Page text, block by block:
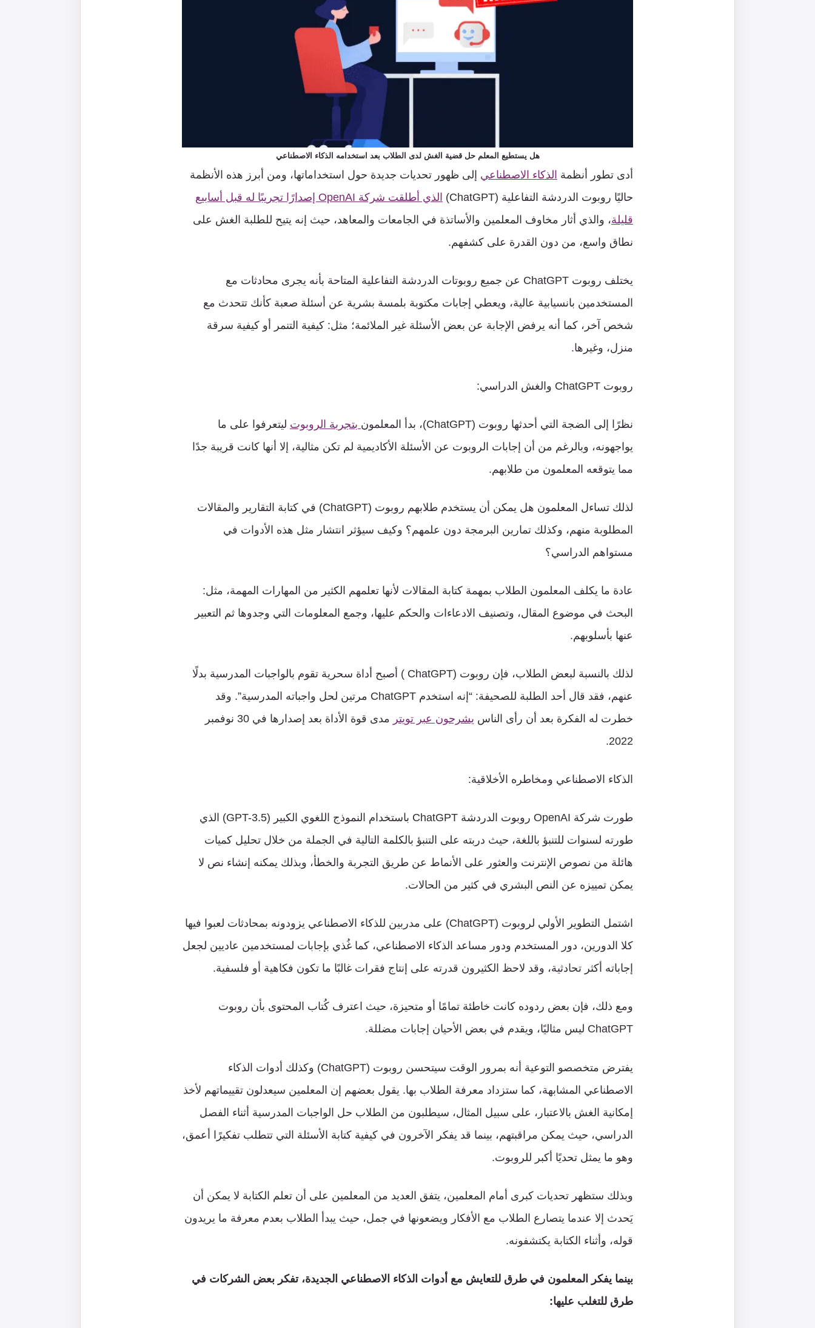
هل يستطيع المعلم حل قضية الغش لدى الطلاب بعد استخدامه الذكاء الاصطناعي
أدى تطور أنظمة الذكاء الاصطناعي إلى ظهور تحديات جديدة حول استخداماتها، ومن أبرز هذه الأنظمة
حاليًا روبوت الدردشة التفاعلية (ChatGPT)
الذي أطلقت شركة OpenAI إصدارًا تجريبًا له قبل أسابيع
قليلة، والذي أثار مخاوف المعلمين والأساتذة في الجامعات والمعاهد، حيث إنه يتيح للطلبة الغش على
نطاق واسع، من دون القدرة على كشفهم.
يختلف روبوت ChatGPT عن جميع روبوتات الدردشة التفاعلية المتاحة بأنه يجرى محادثات مع
المستخدمين بانسيابية عالية، ويعطي إجابات مكتوبة بلمسة بشرية عن أسئلة صعبة كأنك تتحدث مع
شخص آخر، كما أنه يرفض الإجابة عن بعض الأسئلة غير الملائمة؛ مثل: كيفية التنمر أو كيفية سرقة
منزل، وغيرها.
روبوت ChatGPT والغش الدراسي:
نظرًا إلى الضجة التي أحدثها روبوت (ChatGPT)، بدأ المعلمون بتجربة الروبوت ليتعرفوا على ما
يواجهونه، وبالرغم من أن إجابات الروبوت عن الأسئلة الأكاديمية لم تكن مثالية، إلا أنها كانت قريبة جدًا
مما يتوقعه المعلمون من طلابهم.
لذلك تساءل المعلمون هل يمكن أن يستخدم طلابهم روبوت (ChatGPT) في كتابة التقارير والمقالات
المطلوبة منهم، وكذلك تمارين البرمجة دون علمهم؟ وكيف سيؤثر انتشار مثل هذه الأدوات في
مستواهم الدراسي؟
عادة ما يكلف المعلمون الطلاب بمهمة كتابة المقالات لأنها تعلمهم الكثير من المهارات المهمة، مثل:
البحث في موضوع المقال، وتصنيف الادعاءات والحكم عليها، وجمع المعلومات التي وجدوها ثم التعبير
عنها بأسلوبهم.
لذلك بالنسبة لبعض الطلاب، فإن روبوت (ChatGPT ) أصبح أداة سحرية تقوم بالواجبات المدرسية بدلًا
عنهم، فقد قال أحد الطلبة للصحيفة: “إنه استخدم ChatGPT مرتين لحل واجباته المدرسية”. وقد
خطرت له الفكرة بعد أن رأى الناس يشرحون عبر تويتر
مدى قوة الأداة بعد إصدارها في 30 نوفمبر
2022.
الذكاء الاصطناعي ومخاطره الأخلاقية:
طورت شركة OpenAI روبوت الدردشة ChatGPT باستخدام النموذج اللغوي الكبير (GPT-3.5) الذي
طورته لسنوات للتنبؤ باللغة، حيث دربته على التنبؤ بالكلمة التالية في الجملة من خلال تحليل كميات
هائلة من نصوص الإنترنت والعثور على الأنماط عن طريق التجربة والخطأ، وبذلك يمكنه إنشاء نص لا
يمكن تمييزه عن النص البشري في كثير من الحالات.
اشتمل التطوير الأولي لروبوت (ChatGPT) على مدربين للذكاء الاصطناعي يزودونه بمحادثات لعبوا فيها
كلا الدورين، دور المستخدم ودور مساعد الذكاء الاصطناعي، كما غُذي بإجابات لمستخدمين عاديين لجعل
إجاباته أكثر تحادثية، وقد لاحظ الكثيرون قدرته على إنتاج فقرات غالبًا ما تكون فكاهية أو فلسفية.
ومع ذلك، فإن بعض ردوده كانت خاطئة تمامًا أو متحيزة، حيث اعترف كُتاب المحتوى بأن روبوت
ChatGPT ليس مثاليًا، ويقدم في بعض الأحيان إجابات مضللة.
يفترض متخصصو التوعية أنه بمرور الوقت سيتحسن روبوت (ChatGPT) وكذلك أدوات الذكاء
الاصطناعي المشابهة، كما ستزداد معرفة الطلاب بها. يقول بعضهم إن المعلمين سيعدلون تقييماتهم لأخذ
إمكانية الغش بالاعتبار، على سبيل المثال، سيطلبون من الطلاب حل الواجبات المدرسية أثناء الفصل
الدراسي، حيث يمكن مراقبتهم، بينما قد يفكر الآخرون في كيفية كتابة الأسئلة التي تتطلب تفكيرًا أعمق،
وهو ما يمثل تحديًا أكبر للروبوت.
وبذلك ستظهر تحديات كبرى أمام المعلمين، يتفق العديد من المعلمين على أن تعلم الكتابة لا يمكن أن
يَحدث إلا عندما يتصارع الطلاب مع الأفكار ويضعونها في جمل، حيث يبدأ الطلاب بعدم معرفة ما يريدون
قوله، وأثناء الكتابة يكتشفونه.
بينما يفكر المعلمون في طرق للتعايش مع أدوات الذكاء الاصطناعي الجديدة، تفكر بعض الشركات في
طرق للتغلب عليها: